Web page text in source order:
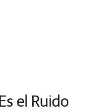
el Ruido